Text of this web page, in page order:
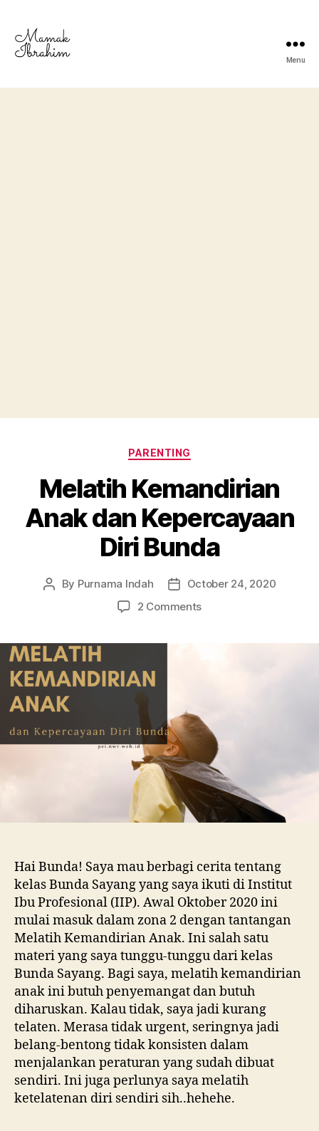
Ibrahim
Menu
Categories
PARENTING
Melatih Kemandirian
Anak dan Kepercayaan
Diri Bunda
Post
By Purnama Indah
PostOctober 24, 2020
2 Commentson
Hai Bunda! Saya mau berbagi cerita tentang
kelas Bunda Sayang yang saya ikuti di Institut
Ibu Profesional (IIP). Awal Oktober 2020 ini
mulai masuk dalam zona 2 dengan tantangan
Melatih Kemandirian Anak. Ini salah satu
materi yang saya tunggu-tunggu dari kelas
Bunda Sayang. Bagi saya, melatih kemandirian
anak ini butuh penyemangat dan butuh
diharuskan. Kalau tidak, saya jadi kurang
telaten. Merasa tidak urgent, seringnya jadi
belang-bentong tidak konsisten dalam
menjalankan peraturan yang sudah dibuat
sendiri. Ini juga perlunya saya melatih
ketelatenan diri sendiri sih..hehehe.